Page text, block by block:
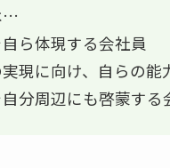
…
ら体現する会社員
現に向け、自らの能
分周辺にも啓蒙する